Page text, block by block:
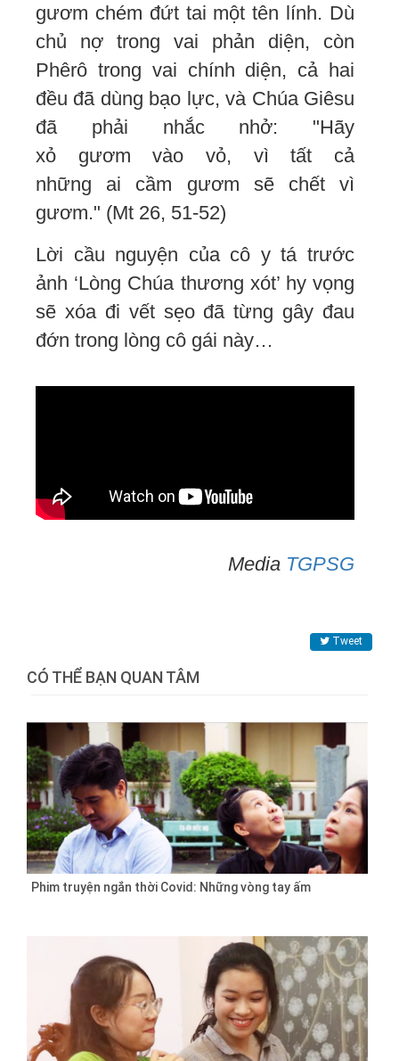
gươm chém đứt tai một tên lính. Dù
chủ nợ trong vai phản diện, còn
Phêrô trong vai chính diện, cả hai
đều đã dùng bạo lực, và Chúa Giêsu
đã phải nhắc nhở: "Hãy
xỏ gươm vào vỏ, vì tất cả
những ai cầm gươm sẽ chết vì
gươm." (Mt 26, 51-52)
Lời cầu nguyện của cô y tá trước
ảnh ‘Lòng Chúa thương xót’ hy vọng
sẽ xóa đi vết sẹo đã từng gây đau
đớn trong lòng cô gái này…
Media TGPSG
Tweet
CÓ THỂ BẠN QUAN TÂM
Phim truyện ngắn thời Covid: Những vòng tay ấm